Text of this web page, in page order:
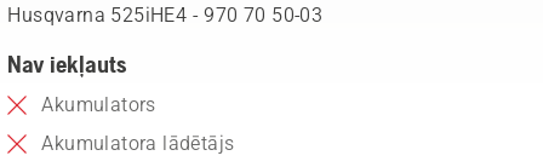
Husqvarna 525iHE4 - 970 70 50‑03
Nav iekļauts
Akumulators
Akumulatora lādētājs